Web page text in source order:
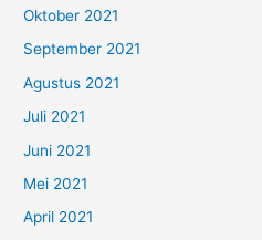
Oktober 2021
September 2021
Agustus 2021
Juli 2021
Juni 2021
Mei 2021
April 2021